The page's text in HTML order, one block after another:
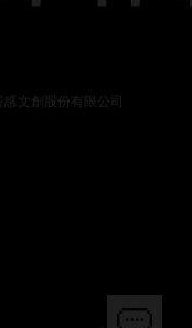
文創股份有限公司